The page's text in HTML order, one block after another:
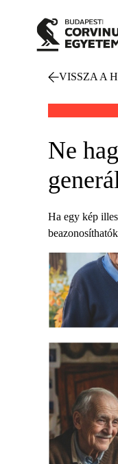
VISSZA A
Ne
Ha egy kép